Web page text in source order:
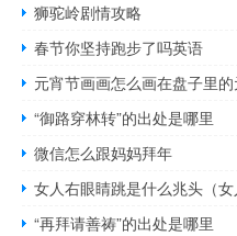
狮驼岭剧情攻略
春节你坚持跑步了吗英语
元宵节画画怎么画在盘子里的
“御路穿林转”的出处是哪里
微信怎么跟妈妈拜年
女人右眼睛跳是什么兆头（女
“再拜请善祷”的出处是哪里